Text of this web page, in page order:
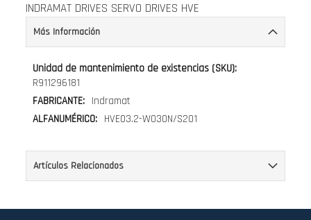
INDRAMAT DRIVES SERVO DRIVES HVE
Más Información
Más
Información
R911296181
Indramat
HVE03.2-W030N/S201
Artículos Relacionados